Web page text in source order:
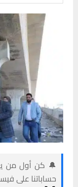
🔔 كن أول من
حساباتنا على